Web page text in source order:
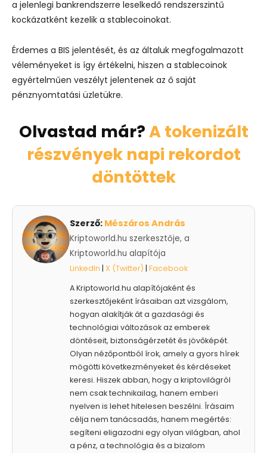
a jelenlegi bankrendszerre leselkedő rendszerszintű
kockázatként kezelik a stablecoinokat.
Érdemes a BIS jelentését, és az általuk megfogalmazott
véleményeket is így értékelni, hiszen a stablecoinok
egyértelműen veszélyt jelentenek az ő saját
pénznyomtatási üzletükre.
Olvastad már?A tokenizált
részvények napi rekordot
döntöttek
Szerző: Mészáros András
Kriptoworld.hu szerkesztője, a
Kriptoworld.hu alapítója
LinkedIn | X (Twitter) | Facebook
A Kriptoworld.hu alapítójaként és
szerkesztőjeként írásaiban azt vizsgálom,
hogyan alakítják át a gazdasági és
technológiai változások az emberek
döntéseit, biztonságérzetét és jövőképét.
Olyan nézőpontból írok, amely a gyors hírek
mögötti következményeket és kérdéseket
keresi. Hiszek abban, hogy a kriptovilágról
nem csak technikailag, hanem emberi
nyelven is lehet hitelesen beszélni. Írásaim
célja nem tanácsadás, hanem megértés:
segíteni eligazodni egy olyan világban, ahol
a pénz, a technológia és a bizalom